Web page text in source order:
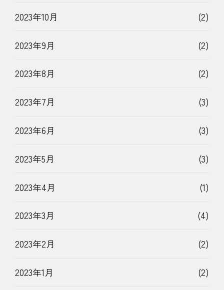
2023年10月 (2)
2023年9月 (2)
2023年8月 (2)
2023年7月 (3)
2023年6月 (3)
2023年5月 (3)
2023年4月 (1)
2023年3月 (4)
2023年2月 (2)
2023年1月 (2)